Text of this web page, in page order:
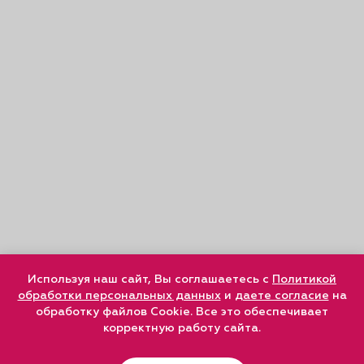
Используя наш сайт, Вы соглашаетесь с Политикой
обработки персональных данныхи даете согласие на
обработку файлов Cookie. Все это обеспечивает
корректную работу сайта.